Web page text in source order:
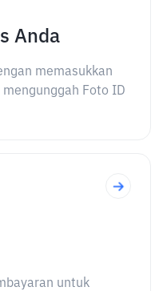
Anda
memasukkan
Foto ID
untuk